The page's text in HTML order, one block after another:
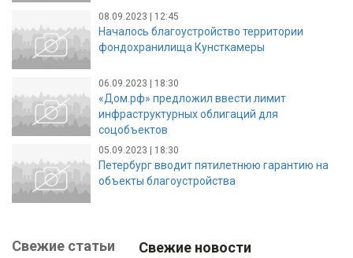
08.09.2023 | 12:45
Началось благоустройство территории
фондохранилища Кунсткамеры
06.09.2023 | 18:30
«Дом.рф» предложил ввести лимит
инфраструктурных облигаций для
соцобъектов
05.09.2023 | 18:30
Петербург вводит пятилетнюю гарантию на
объекты благоустройства
Свежие статьи Свежие новости